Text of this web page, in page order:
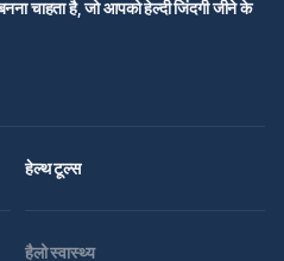
चाहता है, जो आपको हेल्दी जिंदगी जीने के
हेल्थ टूल्स
हैलो स्वास्थ्य